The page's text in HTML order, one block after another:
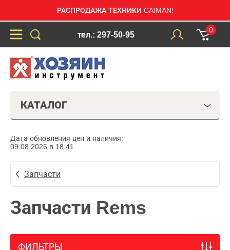
РАСПРОДАЖА ТЕХНИКИ CAIMAN!
тел.: 297-50-95
0
КАТАЛОГ
Дата обновления цен и наличия:
09.08.2026 в 18:41
Запчасти
Запчасти Rems
ФИЛЬТРЫ